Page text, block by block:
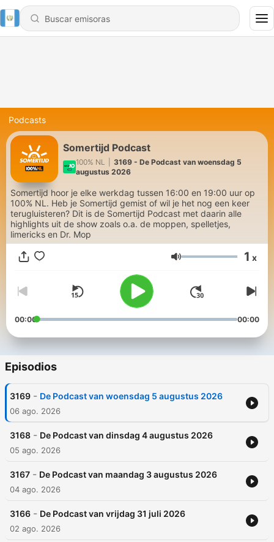
Podcasts
Somertijd Podcast
100% NL
3169 - De Podcast van woensdag 5
augustus 2026
Somertijd hoor je elke werkdag tussen 16:00 en 19:00 uur op
100% NL. Heb je Somertijd gemist of wil je het nog een keer
terugluisteren? Dit is de Somertijd Podcast met daarin alle
highlights uit de show zoals o.a. de moppen, spelletjes,
limericks en Dr. Mop
Volumen 1 x
00:00 00:00
Episodios
3169 - De Podcast van woensdag 5 augustus 2026
06 ago. 2026
3168 - De Podcast van dinsdag 4 augustus 2026
05 ago. 2026
3167 - De Podcast van maandag 3 augustus 2026
04 ago. 2026
3166 - De Podcast van vrijdag 31 juli 2026
02 ago. 2026